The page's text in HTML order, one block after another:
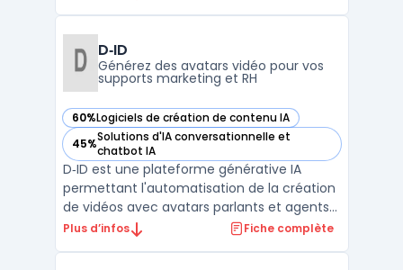
technologie utilisent AgentBot pour gérer
les volumes d'échanges ...
D‑ID
Générez des avatars vidéo pour vos
supports marketing et RH
60%Logiciels de création de contenu IA
— voir D‑ID dans cette catégorie
45%Solutions d'IA conversationnelle et
chatbot IA
— voir D‑ID dans cette catégorie
D‑ID est une plateforme générative IA
permettant l'automatisation de la création
de vidéos avec avatars parlants et agents
visuels interactifs à partir d’images fixes,
Plus d’infos Fiche complète